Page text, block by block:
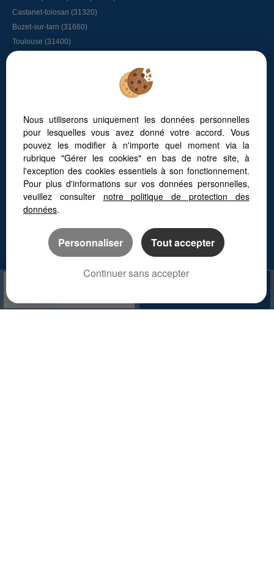
Castanet-tolosan (31320)
Buzet-sur-tarn (31660)
Toulouse (31400)
L'union (31240)
Tout savoir sur l’immobilier à Toulouse
L’immobilier à Vigoulet-Auzil
Faites appel à un chasseur immobilier
Vivre autour de Toulouse
Les quartiers de Toulouse
L’immobilier à Vieille-Toulouse
Les maisons au Golf de Palmola
Nous utiliserons uniquement les données personnelles
pour lesquelles vous avez donné votre accord. Vous
pouvez les modifier à n'importe quel moment via la
rubrique "Gérer les cookies" en bas de notre site, à
l'exception des cookies essentiels à son fonctionnement.
Pour plus d'informations sur vos données personnelles,
veuillez consulter notre politique de protection des
données.
Personnaliser Tout accepter
Continuer sans accepter